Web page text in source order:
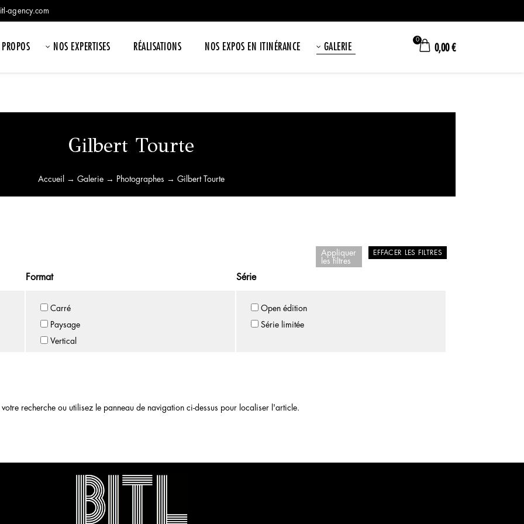
agency.com
NOS EXPERTISES RÉALISATIONS NOS EXPOS EN ITINÉRANCE GALERIE
0
0,00€
Gilbert Tourte
Accueil → Galerie→ Photographes → Gilbert Tourte
EFFACER LES FILTRES
Format
Carré
Paysage
Vertical
Série
Open édition
Série limitée
Appliquer
les filtres
recherche ou utilisez le panneau de navigation ci-dessus pour localiser l'article.